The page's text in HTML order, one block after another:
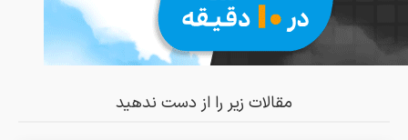
مقالات زیر را از دست ندهید